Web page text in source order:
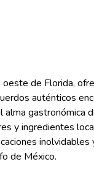
de Florida,
auténticos
alma gastronómica
y ingredientes
de México.